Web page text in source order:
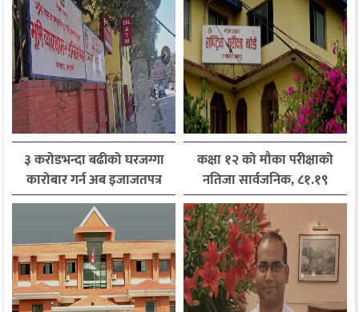
३ करोडभन्दा बढीको घरजग्गा
कारोबार गर्न अब इजाजतपत्र
अनिवार्य
कक्षा १२ को मौका परीक्षाको
नतिजा सार्वजनिक, ८१.१९
प्रतिशत विद्यार्थी उत्तीर्ण